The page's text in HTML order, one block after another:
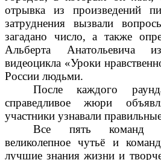
отрывка из произведений
затруднения вызвали
загадано число, а также
Альберта Анатольевича из
видеоцикла «Уроки
России людьми.
После каждого
справедливое жюри
участники узнавали
Все пять команд
великолепное чутьё и
лучшие знания жизни и